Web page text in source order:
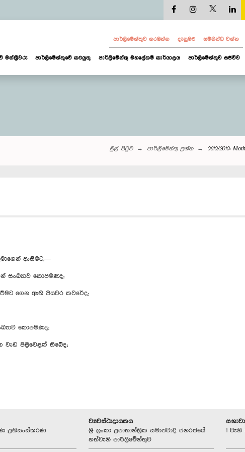
පාර්ලි‌මේන්තුව නරඹන්න දැනුමට සම්බන්ධ වන්න
මන්ත්‍රීවරු පාර්ලිමේන්තුවේ කටයුතු පාර්ලිමේන්තු මහලේකම් කාර්යාලය පාර්ලිමේන්තුව සජීවීව
මුල් පිටුව පාර්ලි‌මේන්තු‌ ප්‍රශ්න 0610/2010:
ඇසීමට,—
සංඛ්‍යාව කොපමණද;
ගෙන ඇති පියවර කවරේද;
කොපමණද;
වැඩ පිළිවෙළක් තිබේද;
ප්‍රතිසංස්කරණ
ව්‍යවස්ථාදායකය
ශ්‍රී ලංකා ප්‍රජාතාන්ත්‍රික සමාජවාදී ජනරජයේ
හත්වැනි පාර්ලිමේන්තුව
1 වැනි